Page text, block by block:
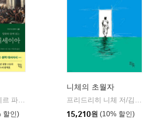
호메로스 저/페테르 파울 루벤스 그림/박문재 역 |
현대지성
할인)
니체의 초월자
프리드리히 니체 저/김철 편역
15,210원 (10% 할인)